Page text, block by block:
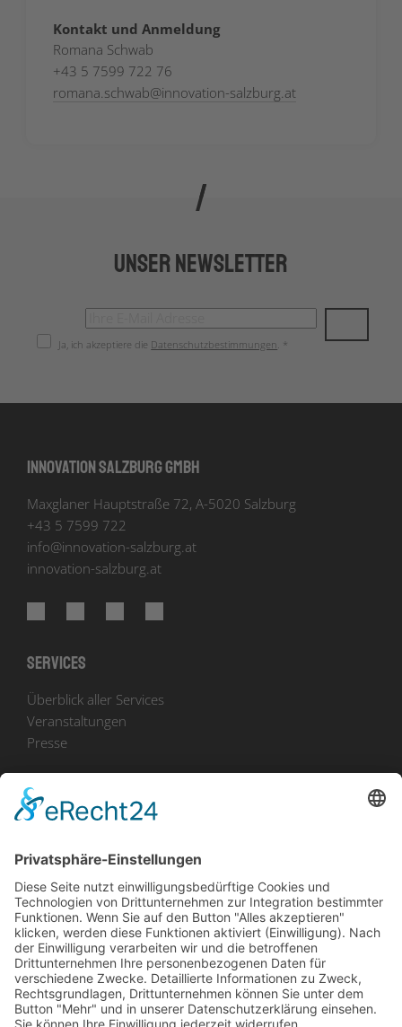
Kontakt und Anmeldung
Romana Schwab
+43 5 7599 722 76
romana.schwab@innovation-salzburg.at
Unser Newsletter
Ja, ich akzeptiere die Datenschutzbestimmungen . *
Innovation Salzburg GmbH
Maxglaner Hauptstraße 72, A-5020 Salzburg
+43 5 7599 722
info@innovation-salzburg.at
innovation-salzburg.at
Services
Überblick aller Services
Veranstaltungen
Presse
Bekanntmachungen
Ausschreibungen
Zu uns
Unser Team
Arbeiten bei Innovation Salzburg
Anfahrt
Die Innovation Salzburg GmbH ist ein Unternehmen von